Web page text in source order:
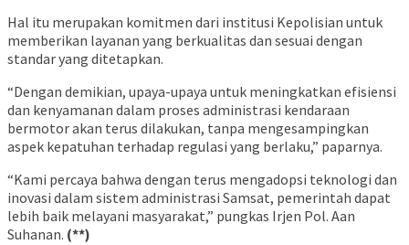
Hal itu merupakan komitmen dari institusi Kepolisian untuk
memberikan layanan yang berkualitas dan sesuai dengan
standar yang ditetapkan.
“Dengan demikian, upaya-upaya untuk meningkatkan efisiensi
dan kenyamanan dalam proses administrasi kendaraan
bermotor akan terus dilakukan, tanpa mengesampingkan
aspek kepatuhan terhadap regulasi yang berlaku,” paparnya.
“Kami percaya bahwa dengan terus mengadopsi teknologi dan
inovasi dalam sistem administrasi Samsat, pemerintah dapat
lebih baik melayani masyarakat,” pungkas Irjen Pol. Aan
Suhanan. (**)